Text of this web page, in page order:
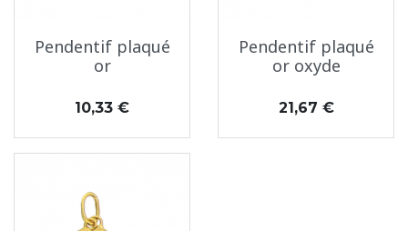
Pendentif plaqué
or
Prix
10,33 €
Pendentif plaqué
or oxyde
Prix
21,67 €